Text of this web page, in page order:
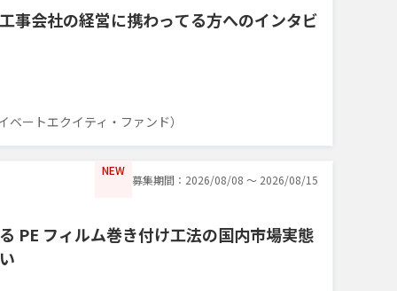
事会社の経営に携わってる方へのインタビ
ートエクイティ・ファンド）
NEW
募集期間：2026/08/08 〜 2026/08/15
PE フィルム巻き付け工法の国内市場実態